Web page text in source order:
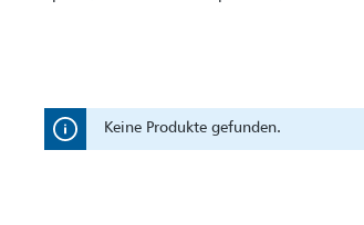
Keine Produkte gefunden.